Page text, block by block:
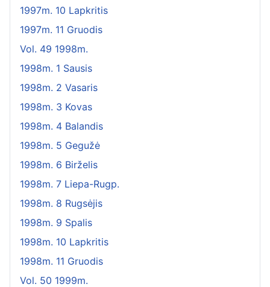
1997m. 10 Lapkritis
1997m. 11 Gruodis
Vol. 49 1998m.
1998m. 1 Sausis
1998m. 2 Vasaris
1998m. 3 Kovas
1998m. 4 Balandis
1998m. 5 Gegužė
1998m. 6 Birželis
1998m. 7 Liepa-Rugp.
1998m. 8 Rugsėjis
1998m. 9 Spalis
1998m. 10 Lapkritis
1998m. 11 Gruodis
Vol. 50 1999m.